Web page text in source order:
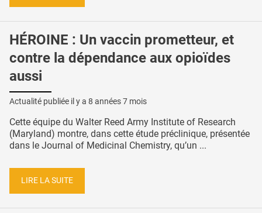
HÉROINE : Un vaccin prometteur, et
contre la dépendance aux opioïdes
aussi
Actualité publiée il y a 8 années 7 mois
Cette équipe du Walter Reed Army Institute of Research
(Maryland) montre, dans cette étude préclinique, présentée
dans le Journal of Medicinal Chemistry, qu’un ...
LIRE LA SUITE